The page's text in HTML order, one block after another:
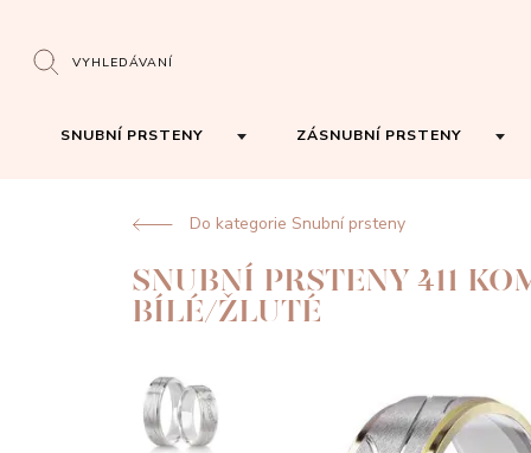
VYHLEDÁVANÍ
SNUBNÍ PRSTENY ZÁSNUBNÍ PRSTENY
Do kategorie Snubní prsteny
SNUBNÍ PRSTENY 411
BÍLÉ/ŽLUTÉ